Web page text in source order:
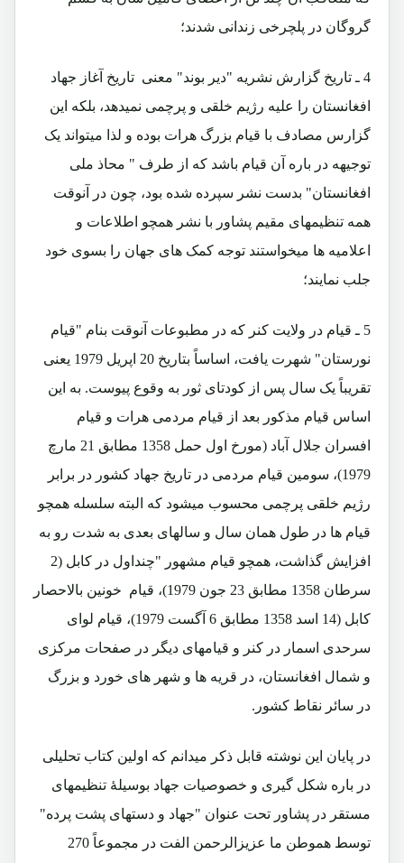
گروگان در پلچرخی زندانی شدند؛
4 ـ تاریخ گزارش نشریه "دیر بوند" معنی تاریخ آغاز جهاد
افغانستان را علیه رژیم خلقی و پرچمی نمیدهد، بلکه این
گزارس مصادف با قیام بزرگ هرات بوده و لذا میتواند یک
توجیهه در باره آن قیام باشد که از طرف " محاذ ملی
افغانستان" بدست نشر سپرده شده بود، چون در آنوقت
همه تنظیمهای مقیم پشاور با نشر همچو اطلاعات و
اعلامیه ها میخواستند توجه کمک های جهان را بسوی خود
جلب نمایند؛
5 ـ قیام در ولایت کنر که در مطبوعات آنوقت بنام "قیام
نورستان" شهرت یافت، اساساً بتاریخ 20 اپریل 1979 یعنی
تقریباً یک سال پس از کودتای ثور به وقوع پیوست. به این
اساس قیام مذکور بعد از قیام مردمی هرات و قیام
افسران جلال آباد (مورخ اول حمل 1358 مطابق 21 مارچ
1979)، سومین قیام مردمی در تاریخ جهاد کشور در برابر
رژیم خلقی پرچمی محسوب میشود که البته سلسله همچو
قیام ها در طول همان سال و سالهای بعدی به شدت رو به
افزایش گذاشت، همچو قیام مشهور "چنداول در کابل (2
سرطان 1358 مطابق 23 جون 1979)، قیام خونین بالاحصار
کابل (14 اسد 1358 مطابق 6 آگست 1979)، قیام لوای
سرحدی اسمار در کنر و قیامهای دیگر در صفحات مرکزی
و شمال افغانستان، در قریه ها و شهر های خورد و بزرگ
در سائر نقاط کشور.
در پایان این نوشته قابل ذکر میدانم که اولین کتاب تحلیلی
در باره شکل گیری و خصوصیات جهاد بوسیلۀ تنظیمهای
مستقر در پشاور تحت عنوان "جهاد و دستهای پشت پرده"
توسط هموطن ما عزیزالرحمن الفت در مجموعاً 270